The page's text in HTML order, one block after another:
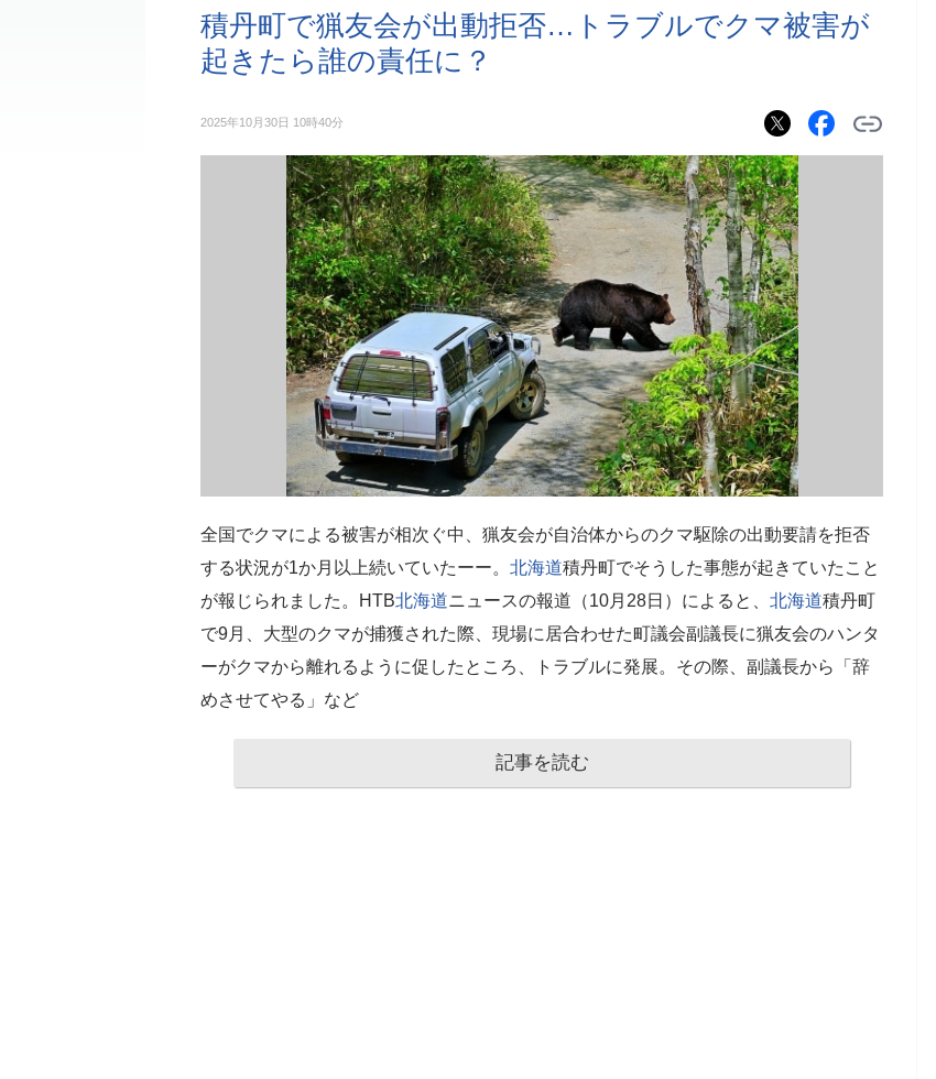
積丹町で猟友会が出動拒否…トラブルでクマ被害が
起きたら誰の責任に？
2025年10月30日 10時40分
全国でクマによる被害が相次ぐ中、猟友会が自治体からのクマ駆除の出動要請を拒否
する状況が1か月以上続いていたーー。 北海道積丹町でそうした事態が起きていたこと
が報じられました。HTB北海道ニュースの報道（10月28日）によると、 北海道積丹町
で9月、大型のクマが捕獲された際、現場に居合わせた町議会副議長に猟友会のハンタ
ーがクマから離れるように促したところ、トラブルに発展。その際、副議長から「辞
めさせてやる」など
記事を読む